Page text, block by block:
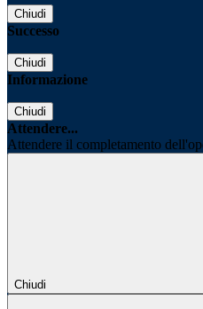
Chiudi
Successo
Chiudi
Informazione
Chiudi
Attendere...
Attendere il completamento
Chiudi